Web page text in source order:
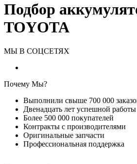
Подбор
TOYOTA
МЫ В СОЦСЕТЯХ
Почему Мы?
Выполнили свыше 700 000
Двенадцать лет успешной работы
Более 500 000 покупателей
Контракты с производителями
Оригинальные запчасти
Профессиональная поддержка